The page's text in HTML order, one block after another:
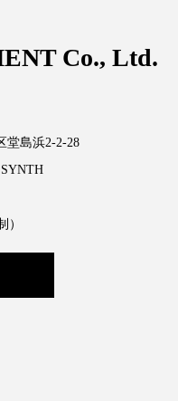
Co., Ltd.
堂島浜2-2-28
）